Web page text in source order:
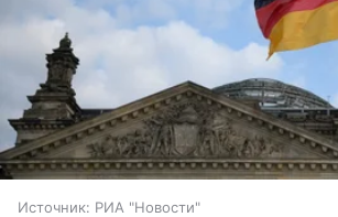
Источник: РИА "Новости"